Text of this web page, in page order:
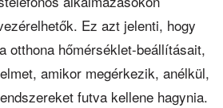
Ez azt jelenti, hogy
otthona hőmérséklet-beállításait,
amikor megérkezik, anélkül,
futva kellene hagynia.